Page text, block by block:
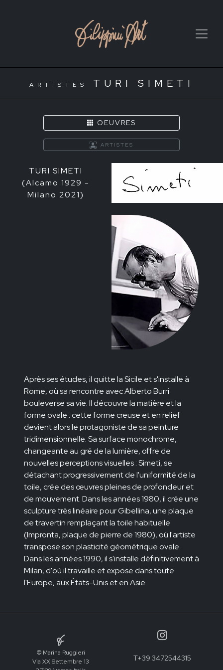
ARTISTES TURI SIMETI
OEUVRES
ARTISTES
TURI SIMETI
(Alcamo 1929 -
Milano 2021)
Après ses études, il quitte la Sicile et s'installe à
Rome, où sa rencontre avec Alberto Burri
bouleverse sa vie. Il découvre la matière et la
forme ovale : cette forme creuse et en relief
devient alors le protagoniste de sa peinture
tridimensionnelle. Sa surface monochrome,
changeante au gré de la lumière, offre de
nouvelles perceptions visuelles : Simeti, se
détachant progressivement de l'uniformité de la
toile, crée des œuvres pleines de profondeur et
de mouvement. Dans les années 1980, il crée une
sculpture très linéaire pour Gibellina, une plaque
de travertin remplaçant la toile habituelle
(Impronta, plaque de pierre de 1980), où l'artiste
transpose son plasticité géométrique ovale.
Dans les années 1990, il s'installe définitivement à
Milan, d'où il travaille et expose dans toute
l'Europe, aux États-Unis et en Asie.
© Marina Ruggieri
Via XX Settembre 13
T+39 3472544315